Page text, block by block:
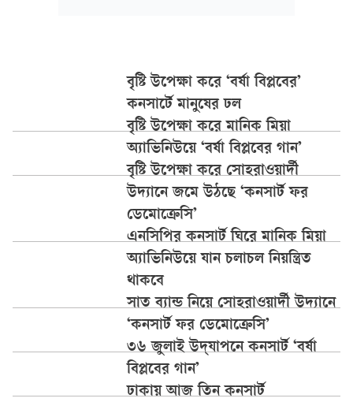
বৃষ্টি উপেক্ষা করে ‘বর্ষা বিপ্লবের’
কনসার্টে মানুষের ঢল
বৃষ্টি উপেক্ষা করে মানিক মিয়া
অ্যাভিনিউয়ে ‘বর্ষা বিপ্লবের গান’
বৃষ্টি উপেক্ষা করে সোহরাওয়ার্দী
উদ্যানে জমে উঠছে ‘কনসার্ট ফর
ডেমোক্রেসি’
এনসিপির কনসার্ট ঘিরে মানিক মিয়া
অ্যাভিনিউয়ে যান চলাচল নিয়ন্ত্রিত
থাকবে
সাত ব্যান্ড নিয়ে সোহরাওয়ার্দী উদ্যানে
‘কনসার্ট ফর ডেমোক্রেসি’
৩৬ জুলাই উদ্‌যাপনে কনসার্ট ‘বর্ষা
বিপ্লবের গান’
ঢাকায় আজ তিন কনসার্ট